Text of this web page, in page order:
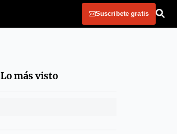
Suscribete gratis
Lo más visto